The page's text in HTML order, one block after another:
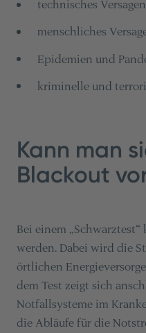
technisches Versagen
menschliches
Epidemien und
kriminelle und
Kann man
Blackout
Bei einem
werden. Dabei wird die
örtlichen
dem Test zeigt sich
Notfallsysteme im
die Abläufe für die